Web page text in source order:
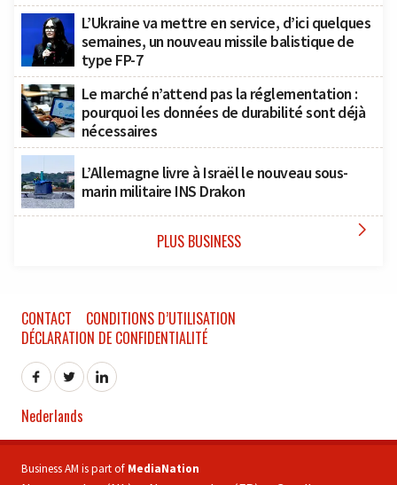
L’Ukraine va mettre en service, d’ici quelques
semaines, un nouveau missile balistique de
type FP-7
Le marché n’attend pas la réglementation :
pourquoi les données de durabilité sont déjà
nécessaires
L’Allemagne livre à Israël le nouveau sous-
marin militaire INS Drakon
PLUS BUSINESS 
CONTACT
CONDITIONS D’UTILISATION
DÉCLARATION DE CONFIDENTIALITÉ
Nederlands
Business AM is part of MediaNation